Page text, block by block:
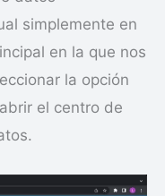
simplemente en
en la que nos
la opción
el centro de